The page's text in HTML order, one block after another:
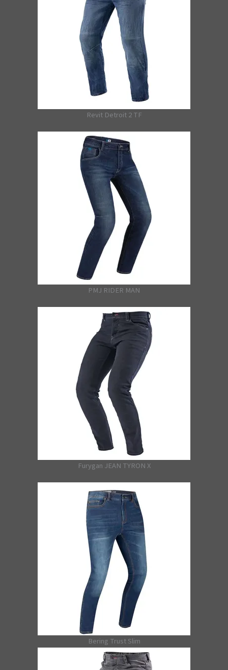
Revit Detroit 2 TF
PMJ RIDER MAN
Furygan JEAN TYRON X
Bering Trust Slim